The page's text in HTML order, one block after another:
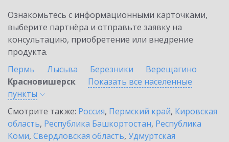
Ознакомьтесь с информационными карточками,
выберите партнёра и отправьте заявку на
консультацию, приобретение или внедрение
продукта.
Пермь
Лысьва Березники
Верещагино
Красновишерск
Показать все населенные
пункты
Смотрите также: Россия, Пермский край, Кировская
область, Республика Башкортостан, Республика
Коми, Свердловская область, Удмуртская